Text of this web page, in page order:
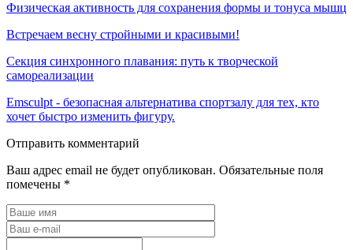
Физическая активность для сохранения формы и тонуса мышц
Встречаем весну стройными и красивыми!
Секция синхронного плавания: путь к творческой
самореализации
Emsculpt - безопасная альтернатива спортзалу для тех, кто
хочет быстро изменить фигуру.
Отправить комментарий
Ваш адрес email не будет опубликован. Обязательные поля
помечены *